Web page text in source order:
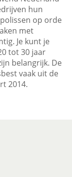
hun
op orde
met
Je kunt je
tot 30 jaar
belangrijk. De
vaak uit de
2014.